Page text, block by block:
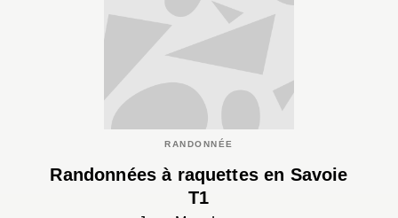
RANDONNÉE
Randonnées à raquettes en Savoie
T1